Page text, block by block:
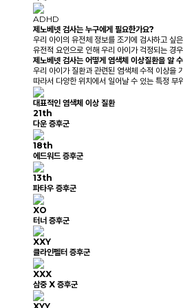
ADHD
제노베넷 검사는 누구에게 필요한가요?
우리 아이의 유전체 정보를 조기에 검사하고 싶
유전적 요인으로 인해 우리 아이가 걱정되는 경우
제노베넷 검사는 어떻게 염색체 이상질환을 알
우리 아이가 질환과 관련된 염색체 수적 이상을
따라서 다양한 위치에서 일어날 수 있는 특정
대표적인 염색체 이상 질환
21th
다운 증후군
18th
에드워드 증후군
13th
파타우 증후군
XO
터너 증후군
XXY
클라인펠터 증후군
XXX
삼중 X 증후군